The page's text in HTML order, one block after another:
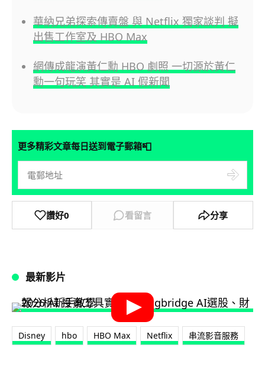
華納兄弟探索傳賣盤 與 Netflix 獨家談判 擬
出售工作室及 HBO Max
網傳成龍演黃仁勳 HBO 劇照 一切源於黃仁
勳一句玩笑 其實是 AI 假新聞
更多精彩文章每日送到電子郵箱📮
讚好0 看留言 分享
最新影片
Disney hbo HBO Max Netflix 串流影音服務